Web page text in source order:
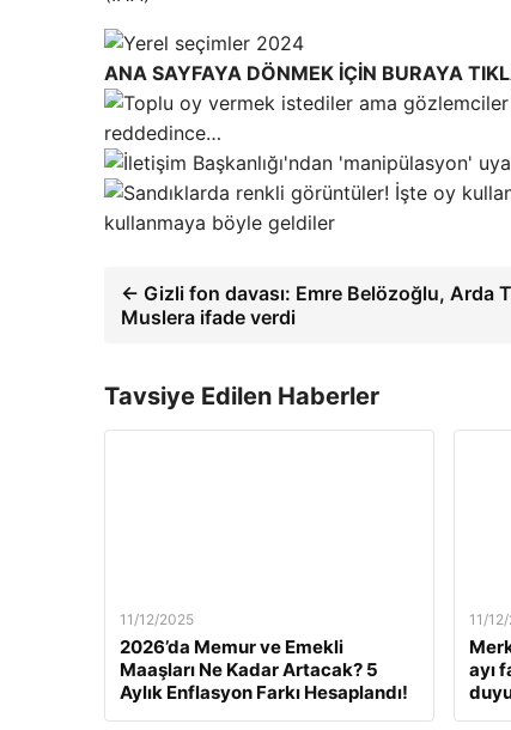
ANA SAYFAYA DÖNMEK İÇİN BURAYA
reddedince…
kullanmaya böyle geldiler
← Gizli fon davası: Emre Belözoğlu, Arda
Muslera ifade verdi
Tavsiye Edilen Haberler
11/12/2025
2026’da Memur ve Emekli
Maaşları Ne Kadar Artacak? 5
Aylık Enflasyon Farkı Hesaplandı!
11/
ayı